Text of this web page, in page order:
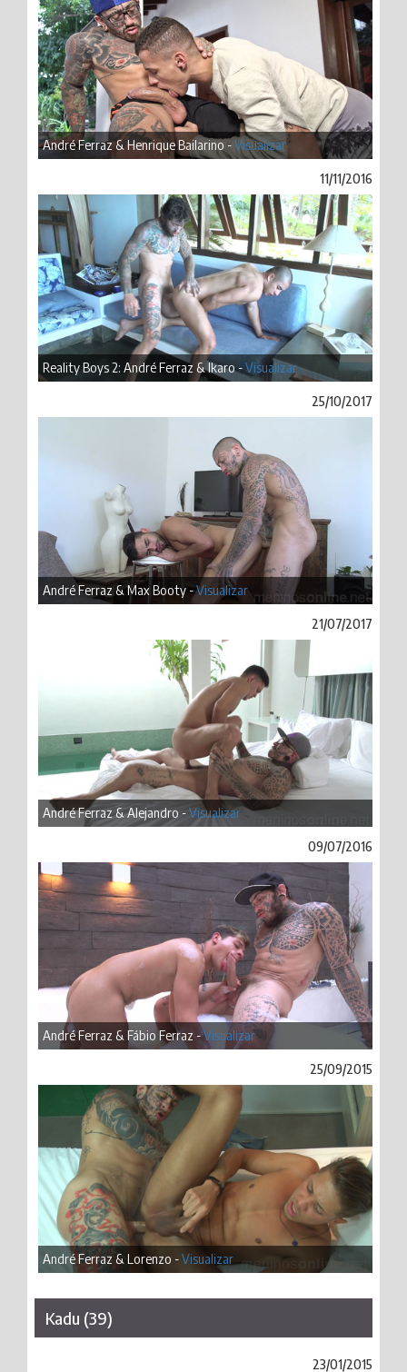
André Ferraz & Henrique Bailarino -Visualizar
11/11/2016
Reality Boys 2: André Ferraz & Ikaro -Visualizar
25/10/2017
André Ferraz & Max Booty -Visualizar
21/07/2017
André Ferraz & Alejandro -Visualizar
09/07/2016
André Ferraz & Fábio Ferraz -Visualizar
25/09/2015
André Ferraz & Lorenzo -Visualizar
Kadu (39)
23/01/2015